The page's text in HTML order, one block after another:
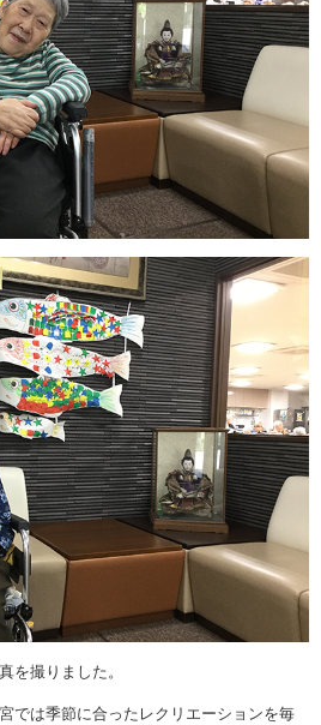
を撮りました。
では季節に合ったレクリエーションを毎